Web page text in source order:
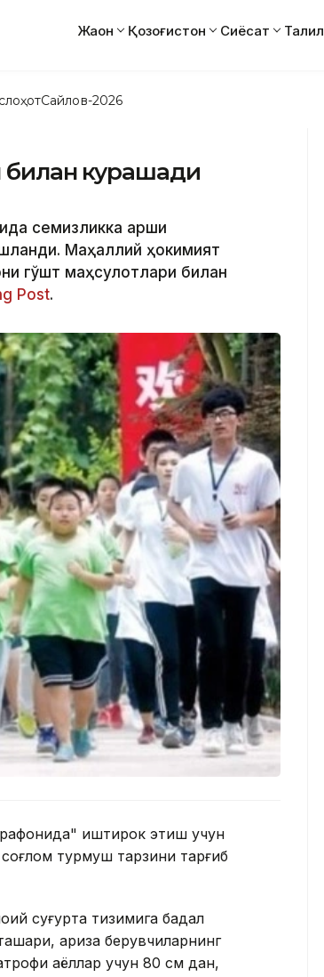
Жаҳон Қозоғистон Сиёсат Таҳлил
Сайлов-2026
билан курашади
семизликка қарши
Маҳаллий ҳокимият
гўшт маҳсулотлари билан
Post.
иштирок этиш учун
турмуш тарзини тарғиб
суғурта тизимига бадал
ариза берувчиларнинг
аёллар учун 80 см дан,